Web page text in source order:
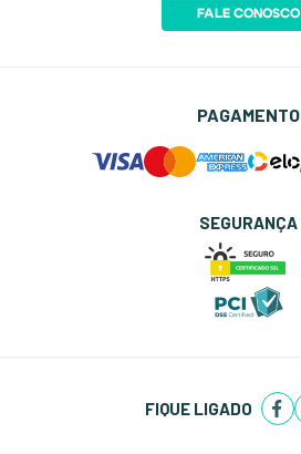
FALE CONOSCO
PAGAMENTO
SEGURANÇA
FIQUE LIGADO